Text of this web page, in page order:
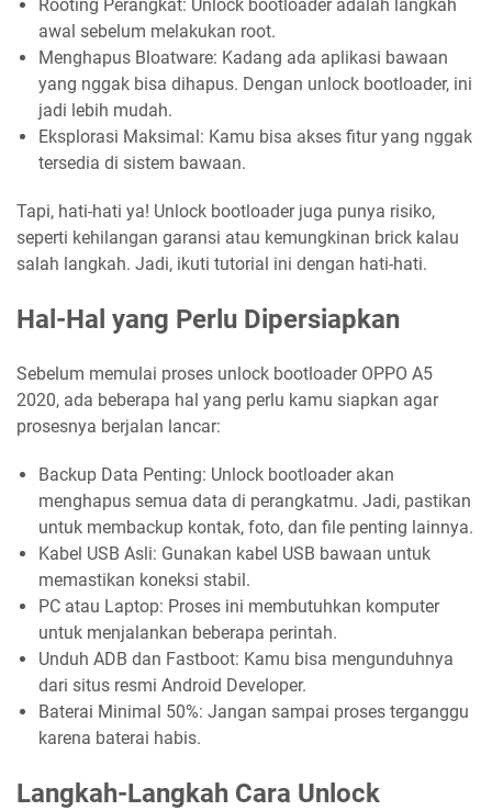
Rooting Perangkat: Unlock bootloader adalah langkah
awal sebelum melakukan root.
Menghapus Bloatware: Kadang ada aplikasi bawaan
yang nggak bisa dihapus. Dengan unlock bootloader, ini
jadi lebih mudah.
Eksplorasi Maksimal: Kamu bisa akses fitur yang nggak
tersedia di sistem bawaan.
Tapi, hati-hati ya! Unlock bootloader juga punya risiko,
seperti kehilangan garansi atau kemungkinan brick kalau
salah langkah. Jadi, ikuti tutorial ini dengan hati-hati.
Hal-Hal yang Perlu Dipersiapkan
Sebelum memulai proses unlock bootloader OPPO A5
2020, ada beberapa hal yang perlu kamu siapkan agar
prosesnya berjalan lancar:
Backup Data Penting: Unlock bootloader akan
menghapus semua data di perangkatmu. Jadi, pastikan
untuk membackup kontak, foto, dan file penting lainnya.
Kabel USB Asli: Gunakan kabel USB bawaan untuk
memastikan koneksi stabil.
PC atau Laptop: Proses ini membutuhkan komputer
untuk menjalankan beberapa perintah.
Unduh ADB dan Fastboot: Kamu bisa mengunduhnya
dari situs resmi Android Developer.
Baterai Minimal 50%: Jangan sampai proses terganggu
karena baterai habis.
Langkah-Langkah Cara Unlock